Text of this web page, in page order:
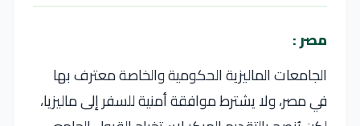
مصر :
الجامعات الماليزية الحكومية والخاصة معترف بها
في مصر، ولا يشترط موافقة أمنية للسفر إلى ماليزيا،